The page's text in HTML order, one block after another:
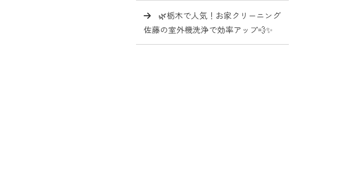
🌿栃木で人気！お家クリーニング
佐藤の室外機洗浄で効率アップ💨✨